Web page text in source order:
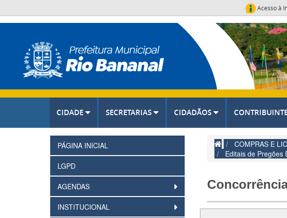
Acesso à
CIDADE SECRETARIAS CIDADÃOS
PÁGINA INICIAL
LGPD
AGENDAS
INSTITUCIONAL
COMPRAS E
Editais de Pregões